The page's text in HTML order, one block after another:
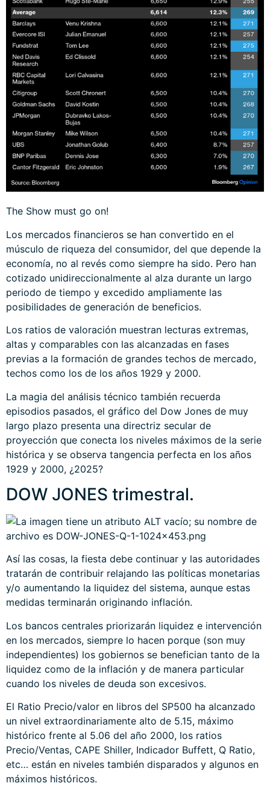
The Show must go on!
Los mercados financieros se han convertido en el
músculo de riqueza del consumidor, del que depende la
economía, no al revés como siempre ha sido. Pero han
cotizado unidireccionalmente al alza durante un largo
periodo de tiempo y excedido ampliamente las
posibilidades de generación de beneficios.
Los ratios de valoración muestran lecturas extremas,
altas y comparables con las alcanzadas en fases
previas a la formación de grandes techos de mercado,
techos como los de los años 1929 y 2000.
La magia del análisis técnico también recuerda
episodios pasados, el gráfico del Dow Jones de muy
largo plazo presenta una directriz secular de
proyección que conecta los niveles máximos de la serie
histórica y se observa tangencia perfecta en los años
1929 y 2000, ¿2025?
DOW JONES trimestral.
Así las cosas, la fiesta debe continuar y las autoridades
tratarán de contribuir relajando las políticas monetarias
y/o aumentando la liquidez del sistema, aunque estas
medidas terminarán originando inflación.
Los bancos centrales priorizarán liquidez e intervención
en los mercados, siempre lo hacen porque (son muy
independientes) los gobiernos se benefician tanto de la
liquidez como de la inflación y de manera particular
cuando los niveles de deuda son excesivos.
El Ratio Precio/valor en libros del SP500 ha alcanzado
un nivel extraordinariamente alto de 5.15, máximo
histórico frente al 5.06 del año 2000, los ratios
Precio/Ventas, CAPE Shiller, Indicador Buffett, Q Ratio,
etc… están en niveles también disparados y algunos en
máximos históricos.